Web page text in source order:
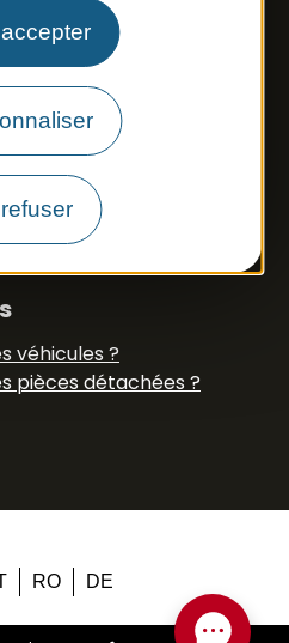
WhatsApp
79 50 77 83
véhicules ?
pièces détachées ?
RO DE